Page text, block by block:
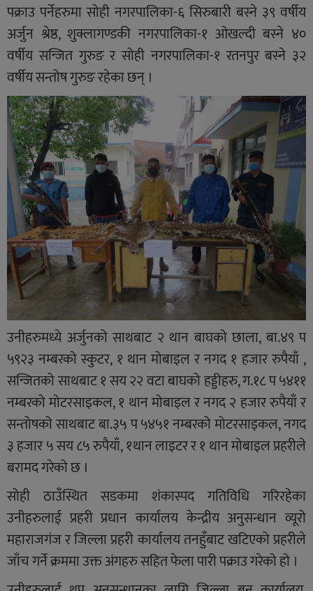
पक्राउ पर्नेहरुमा सोही नगरपालिका-६ सिरुबारी बस्ने ३९ वर्षीय
अर्जुन श्रेष्ठ, शुक्लागण्डकी नगरपालिका-१ ओखल्दी बस्ने ४०
वर्षीय सन्जित गुरुङ र सोही नगरपालिका-१ रतनपुर बस्ने ३२
वर्षीय सन्तोष गुरुङ रहेका छन् ।
उनीहरुमध्ये अर्जुनको साथबाट २ थान बाघको छाला, बा.४९ प
५९२३ नम्बरको स्कुटर, १ थान मोबाइल र नगद १ हजार रुपैयाँ ,
सन्जितको साथबाट १ सय २२ वटा बाघको हड्डीहरु, ग.१८ प ५४११
नम्बरको मोटरसाइकल, १ थान मोबाइल र नगद २ हजार रुपैयाँ र
सन्तोषको साथबाट बा.३५ प ५४५१ नम्बरको मोटरसाइकल, नगद
३ हजार ५ सय ८५ रुपैयाँ, १थान लाइटर र १ थान मोबाइल प्रहरीले
बरामद गरेको छ ।
सोही ठाउँस्थित सडकमा शंकास्पद गतिविधि गरिरहेका
उनीहरुलाई प्रहरी प्रधान कार्यालय केन्द्रीय अनुसन्धान व्यूरो
महाराजगंज र जिल्ला प्रहरी कार्यालय तनहुँबाट खटिएको प्रहरीले
जाँच गर्ने क्रममा उक्त अंगहरु सहित फेला पारी पक्राउ गरेको हो ।